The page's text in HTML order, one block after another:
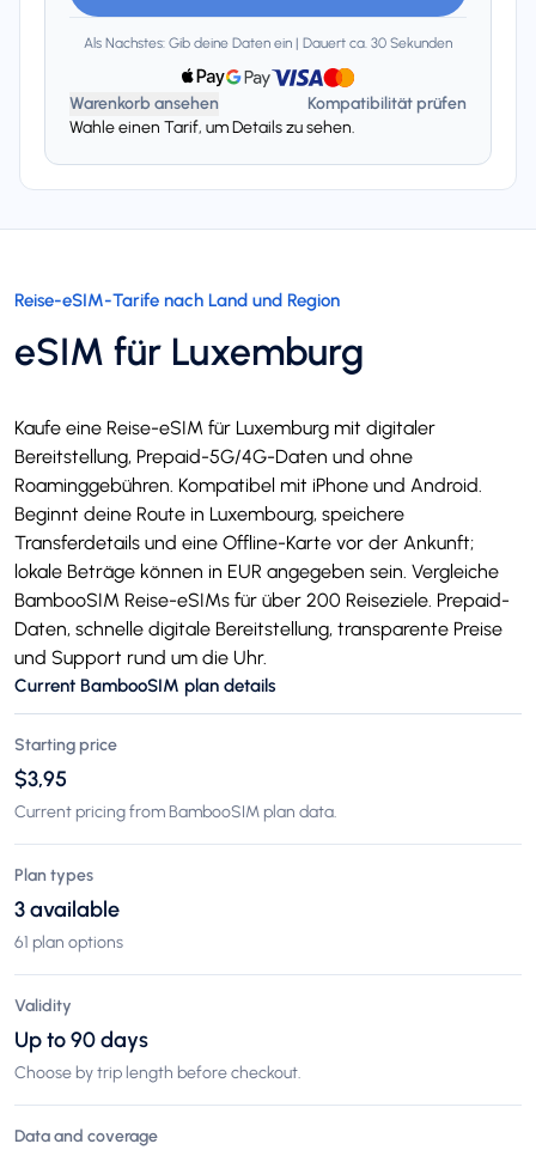
Als Nachstes: Gib deine Daten ein | Dauert ca. 30 Sekunden
Warenkorb ansehen
Kompatibilität prüfen
Wahle einen Tarif, um Details zu sehen.
Reise-eSIM-Tarife nach Land und Region
eSIM für Luxemburg
Kaufe eine Reise-eSIM für Luxemburg mit digitaler
Bereitstellung, Prepaid-5G/4G-Daten und ohne
Roaminggebühren. Kompatibel mit iPhone und Android.
Beginnt deine Route in Luxembourg, speichere
Transferdetails und eine Offline-Karte vor der Ankunft;
lokale Beträge können in EUR angegeben sein. Vergleiche
BambooSIM Reise-eSIMs für über 200 Reiseziele. Prepaid-
Daten, schnelle digitale Bereitstellung, transparente Preise
und Support rund um die Uhr.
Current BambooSIM plan details
Starting price
$3,95
Current pricing from BambooSIM plan data.
Plan types
3 available
61 plan options
Validity
Up to 90 days
Choose by trip length before checkout.
Data and coverage